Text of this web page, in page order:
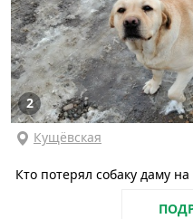
2
Кущёвская
Кто потерял собаку даму